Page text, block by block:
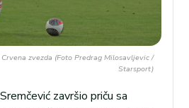
zvezda (Foto Predrag Milosavljevic /
Starsport)
završio priču sa